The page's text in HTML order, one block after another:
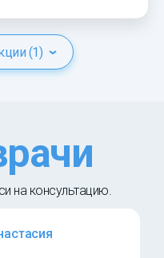
(1)
на консультацию.